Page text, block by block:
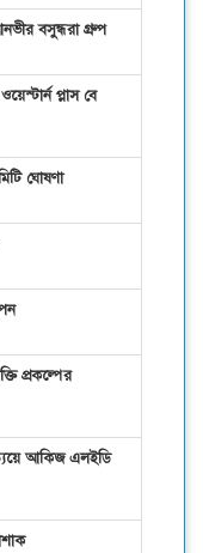
বসুন্ধরা গ্রুপ
প্লাস বে
ঘোষণা
প্রকল্পের
আকিজ এলইডি